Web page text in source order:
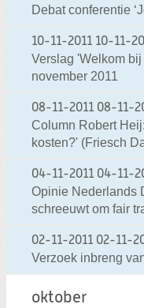
Debat conferentie
10-11-2011 10-11-
Verslag 'Welkom
november 2011
08-11-2011 08-11-
Column Robert
kosten?' (Friesch
04-11-2011 04-11-
Opinie Nederlands
schreeuwt om fair
02-11-2011 02-11-
Verzoek inbreng
oktober